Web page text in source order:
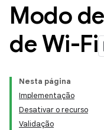
Modo
de Wi-Fi
Nesta página
Implementação
Desativar o recurso
Validação